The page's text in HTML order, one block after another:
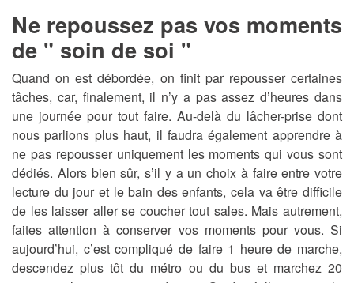
Ne repoussez pas vos moments
de " soin de soi "
Quand on est débordée, on finit par repousser certaines
tâches, car, finalement, il n’y a pas assez d’heures dans
une journée pour tout faire. Au-delà du lâcher-prise dont
nous parlions plus haut, il faudra également apprendre à
ne pas repousser uniquement les moments qui vous sont
dédiés. Alors bien sûr, s’il y a un choix à faire entre votre
lecture du jour et le bain des enfants, cela va être difficile
de les laisser aller se coucher tout sales. Mais autrement,
faites attention à conserver vos moments pour vous. Si
aujourd’hui, c’est compliqué de faire 1 heure de marche,
descendez plus tôt du métro ou du bus et marchez 20